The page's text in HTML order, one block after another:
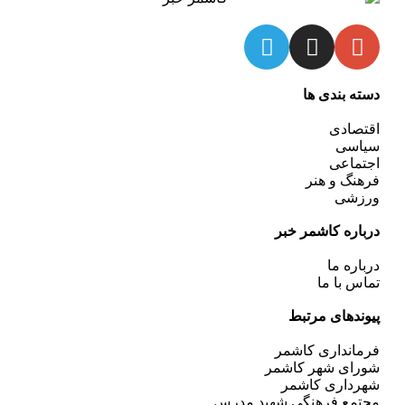
دسته بندی ها
اقتصادی
سیاسی
اجتماعی
فرهنگ و هنر
ورزشی
درباره کاشمر خبر
درباره ما
تماس با ما
پیوندهای مرتبط
فرمانداری کاشمر
شورای شهر کاشمر
شهرداری کاشمر